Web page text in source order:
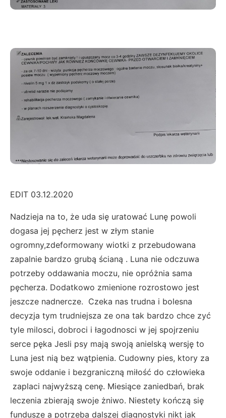
EDIT 03.12.2020
Nadzieja na to, że uda się uratować Lunę powoli
dogasa jej pęcherz jest w złym stanie
ogromny,zdeformowany wiotki z przebudowana
zapalnie bardzo grubą ścianą . Luna nie odczuwa
potrzeby oddawania moczu, nie opróżnia sama
pęcherza. Dodatkowo zmienione rozrostowo jest
jeszcze nadnercze. Czeka nas trudna i bolesna
decyzja tym trudniejsza ze ona tak bardzo chce zyć
tyle milosci, dobroci i łagodnosci w jej spojrzeniu
serce pęka Jesli psy mają swoją anielską wersję to
Luna jest nią bez wątpienia. Cudowny pies, ktory za
swoje oddanie i bezgraniczną miłość do człowieka
zaplaci najwyższą cenę. Miesiące zaniedbań, brak
leczenia zbierają swoje żniwo. Niestety kończą się
fundusze a potrzeba dalszej diagnostyki nikt jak